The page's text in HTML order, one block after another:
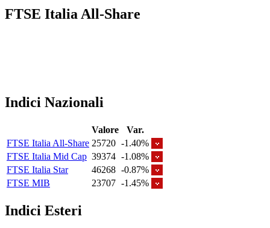
FTSE Italia All-Share
Indici Nazionali
Valore
Var.
FTSE Italia All-Share 25720 -1.40%
FTSE Italia Mid Cap 39374 -1.08%
FTSE Italia Star
46268 -0.87%
FTSE MIB
23707 -1.45%
Indici Esteri